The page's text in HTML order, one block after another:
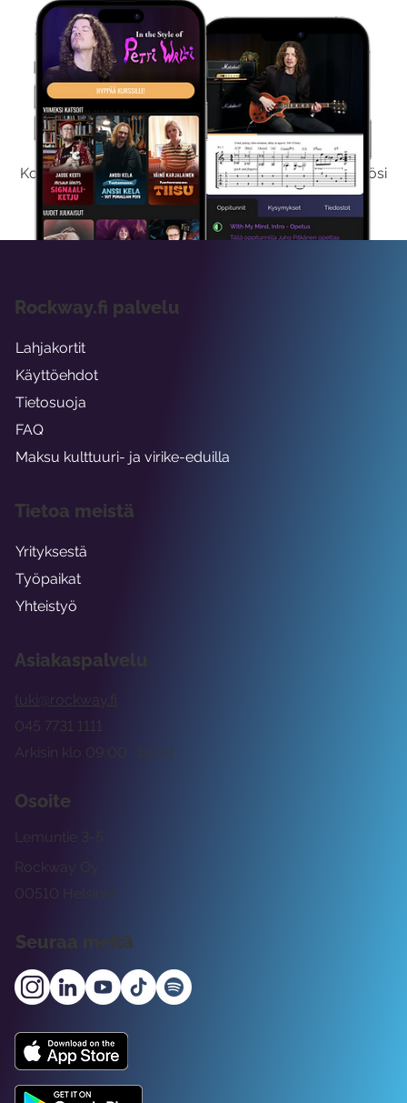
Kokeile Ilmaiseksi
Kokeilemalla ilmaiseksi saat koko sisältömme käyttöösi
viikon ajaksi.
Asiakaspalvelu
tuki@rockway.fi
Arkisin klo 09:00 -15:00
045 7731 1111
Osoite
Rockway Oy
Lemuntie 3-5
00510 Helsinki
Seuraa meitä
Rockway.fi palvelu
Lahjakortit
Käyttöehdot
Tietosuoja
FAQ
Maksu kulttuuri- ja virike-eduilla
Tietoa meistä
Yrityksestä
Työpaikat
Yhteistyö